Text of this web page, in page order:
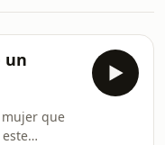
un
mujer que